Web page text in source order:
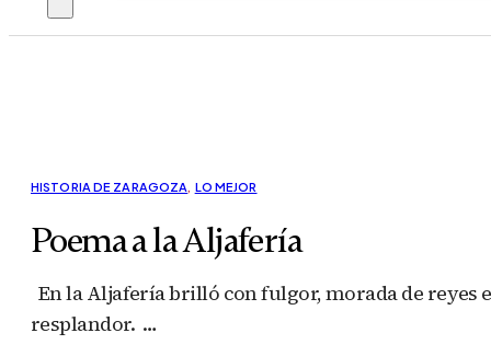
HISTORIA DE ZARAGOZA, LO MEJOR
Poema a la Aljafería
En la Aljafería brilló con fulgor, morada de reyes
resplandor. …